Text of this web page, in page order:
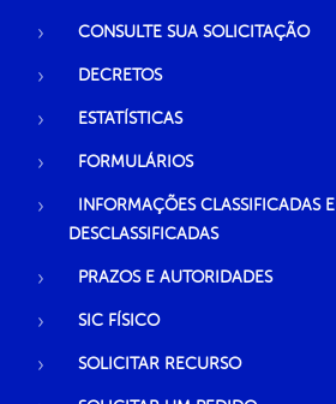
CONSULTE SUA SOLICITAÇÃO
DECRETOS
ESTATÍSTICAS
FORMULÁRIOS
INFORMAÇÕES CLASSIFICADAS E
DESCLASSIFICADAS
PRAZOS E AUTORIDADES
SIC FÍSICO
SOLICITAR RECURSO